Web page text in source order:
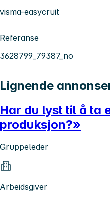
visma-easycruit
Referanse
3628799_79387_no
Lignende
Har du lyst til å ta
produksjon?»
Gruppeleder
Arbeidsgiver